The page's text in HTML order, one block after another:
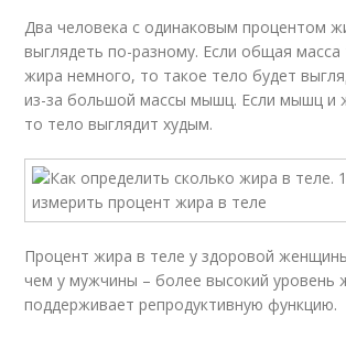
Два человека с одинаковым процентом
выглядеть по-разному. Если общая
жира немного, то такое тело будет
из-за большой массы мышц. Если мышц и
то тело выглядит худым.
Процент жира в теле у здоровой
чем у мужчины – более высокий уровень
поддерживает репродуктивную функцию.